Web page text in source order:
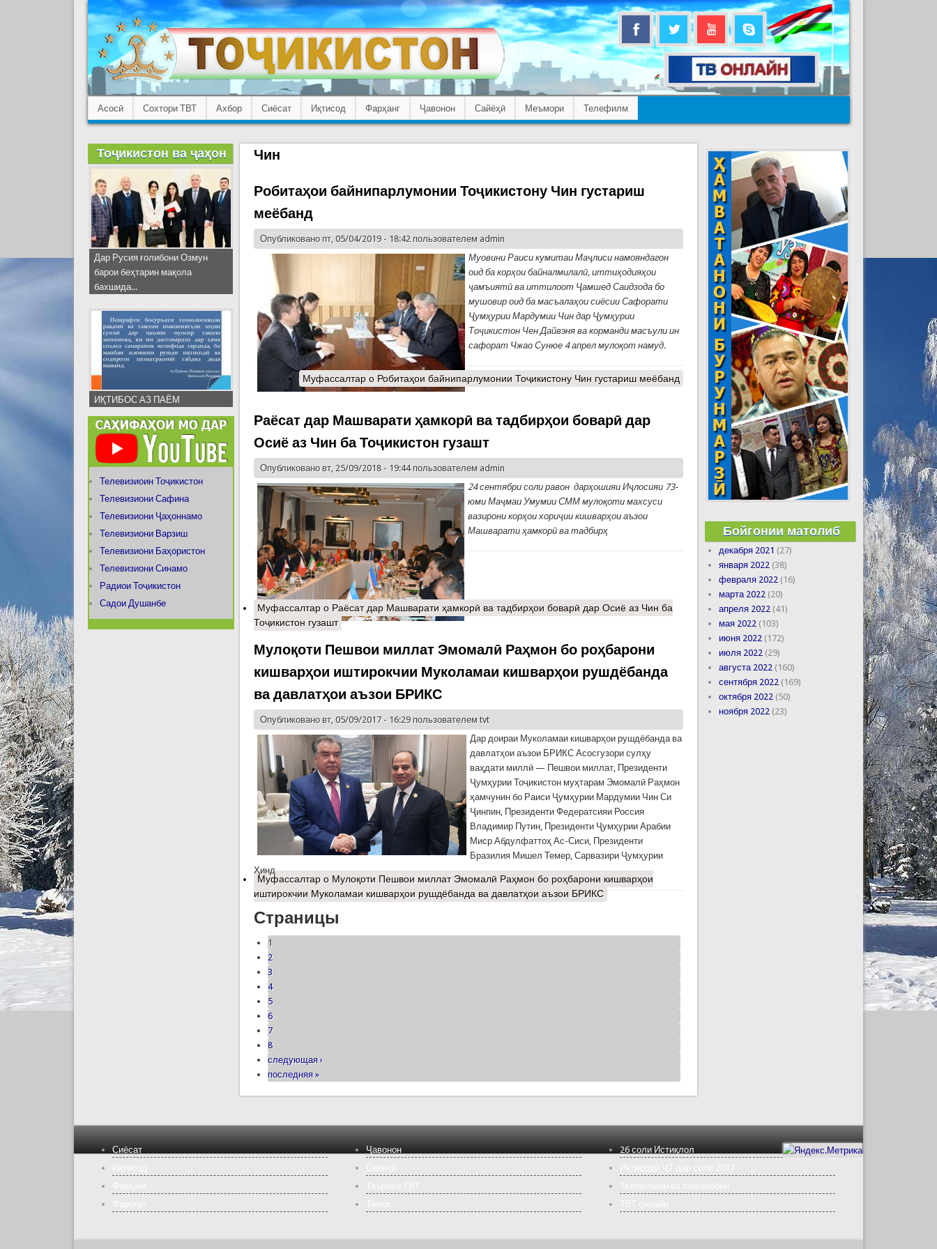
Асосӣ Сохтори ТВТ Ахбор Сиёсат Иқтисод Фарҳанг Ҷавонон Сайёҳӣ Меъмори Телефилм
Чин
Робитаҳои байнипарлумонии Тоҷикистону Чин густариш
меёбанд
Опубликовано пт, 05/04/2019 - 18:42 пользователем admin
Муовини Раиси кумитаи Маҷлиси намояндагон
оид ба корҳои байналмилалӣ, иттиҳодияҳои
ҷамъиятӣ ва иттилоот Ҷамшед Саидзода бо
мушовир оид ба масъалаҳои сиёсии Сафорати
Ҷумҳурии Мардумии Чин дар Ҷумҳурии
Тоҷикистон Чен Дайвэня ва корманди масъули ин
сафорат Чжао Сунюе 4 апрел мулоқот намуд.
Муфассалтаро Робитаҳои байнипарлумонии Тоҷикистону Чин густариш меёбанд
Раёсат дар Машварати ҳамкорӣ ва тадбирҳои боварӣ дар
Осиё аз Чин ба Тоҷикистон гузашт
Опубликовано вт, 25/09/2018 - 19:44 пользователем admin
24 сентябри соли равон дарҳошияи Иҷлосияи 73-
юми Маҷмаи Умумии СММ мулоқоти махсуси
вазирони корҳои хориҷии кишварҳои аъзои
Машваратиҳамкорӣ ва тадбирҳ
Муфассалтар о Раёсат дар Машварати ҳамкорӣ ва тадбирҳои боварӣ дар Осиё аз Чин ба
Тоҷикистон гузашт
Мулоқоти Пешвои миллат Эмомалӣ Раҳмон бо роҳбарони
кишварҳои иштирокчии Муколамаи кишварҳои рушдёбанда
ва давлатҳои аъзои БРИКС
Опубликовано вт, 05/09/2017 - 16:29 пользователемtvt
Дар доираи Муколамаи кишварҳои рушдёбанда ва
давлатҳои аъзои БРИКС Асосгузори сулҳу
ваҳдати миллӣ — Пешвои миллат, Президенти
Ҷумҳурии Тоҷикистон муҳтарам Эмомалӣ Раҳмон
ҳамчунин бо Раиси Ҷумҳурии Мардумии Чин Си
Ҷинпин, Президенти Федератсияи Россия
Владимир Путин, Президенти Ҷумҳурии Арабии
Миср Абдулфаттоҳ Ас-Сиси, Президенти
Бразилия Мишел Темер, Сарвазири Ҷумҳурии
Ҳинд
Муфассалтар о Мулоқоти Пешвои миллат Эмомалӣ Раҳмон бо роҳбарони кишварҳои
иштирокчии Муколамаи кишварҳои рушдёбанда ва давлатҳои аъзои БРИКС
Страницы
1
2
3
4
5
6
7
8
следующая ›
последняя »
Тоҷикистон ва ҷаҳон
Дар Русия ғолибони Озмун
барои беҳтарин мақола
бахшида...
ИҚТИБОС АЗ ПАЁМ
Телевизиоин Тоҷикистон
Телевизиони Сафина
Телевизиони Ҷаҳоннамо
Телевизиони Варзиш
Телевизиони Баҳористон
Телевизиони Синамо
Радиои Тоҷикистон
Садои Душанбе
Бойгонии матолиб
декабря 2021 (27)
января 2022 (38)
февраля 2022 (16)
марта 2022 (20)
апреля 2022 (41)
мая 2022 (103)
июня 2022 (172)
июля 2022 (29)
августа 2022 (160)
сентября 2022 (169)
октября 2022 (50)
ноября 2022 (23)
Сиёсат
Ҷавонон
26 соли Истиқлол